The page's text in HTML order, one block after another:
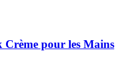
Crème pour les Mains